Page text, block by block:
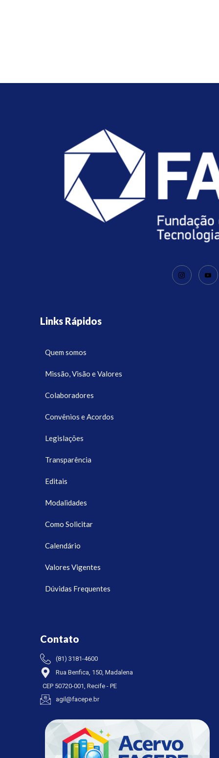
Links Rápidos
Quem somos
Missão, Visão e Valores
Colaboradores
Convênios e Acordos
Legislações
Transparência
Editais
Modalidades
Como Solicitar
Calendário
Valores Vigentes
Dúvidas Frequentes
Contato
(81) 3181-4600
Rua Benfica, 150, Madalena
CEP 50720-001, Recife - PE
agil@facepe.br